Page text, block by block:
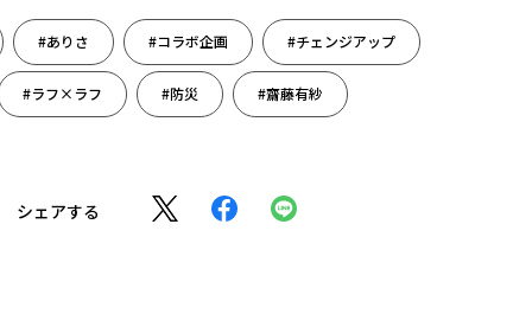
#ありさ #コラボ企画 #チェンジアップ
#ラフ×ラフ #防災 #齋藤有紗
シェアする